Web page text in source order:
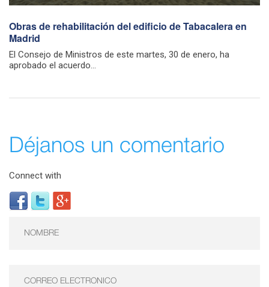
Obras de rehabilitación del edificio de Tabacalera en
Madrid
El Consejo de Ministros de este martes, 30 de enero, ha
aprobado el acuerdo...
Déjanos un comentario
Connect with